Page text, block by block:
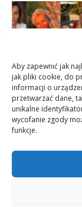
Aby zapewnić jak
jak pliki cookie, do
informacji o
przetwarzać dane,
unikalne
wycofanie zgody
funkcje.